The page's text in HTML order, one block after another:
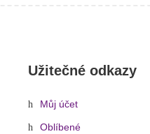
Užitečné odkazy
Můj účet
Oblíbené